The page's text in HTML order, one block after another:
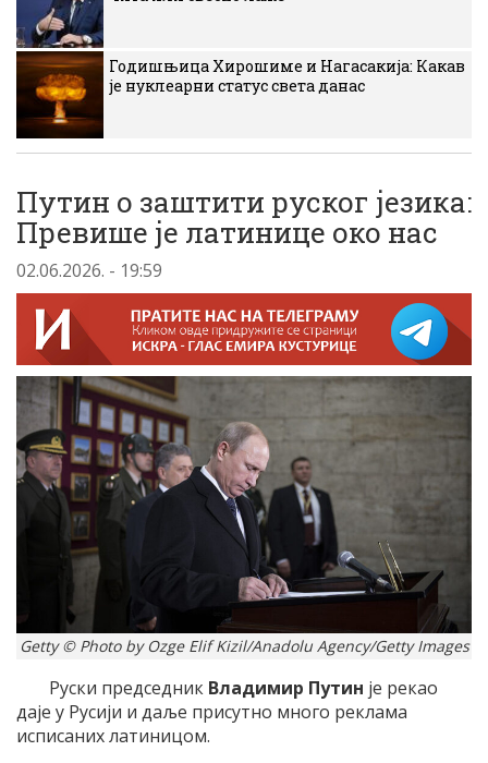
Годишњица Хирошиме и Нагасакија: Какав
је нуклеарни статус света данас
Путин о заштити руског језика:
Превише је латинице око нас
02.06.2026. - 19:59
Getty © Photo by Ozge Elif Kizil/Anadolu Agency/Getty Images
Руски председник Владимир Путин је рекао
даје у Русији и даље присутно много реклама
исписаних латиницом.